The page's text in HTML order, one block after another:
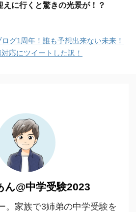
えに行くと驚きの光景が！？
ログ1周年！誰も予想出来ない未来！
対応にツイートした訳！
ん@中学受験2023
。家族で3姉弟の中学受験を